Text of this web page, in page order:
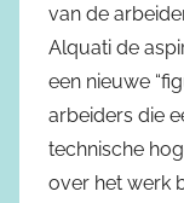
van de
Alquati de
een nieuwe
arbeiders die
technische
over het werk